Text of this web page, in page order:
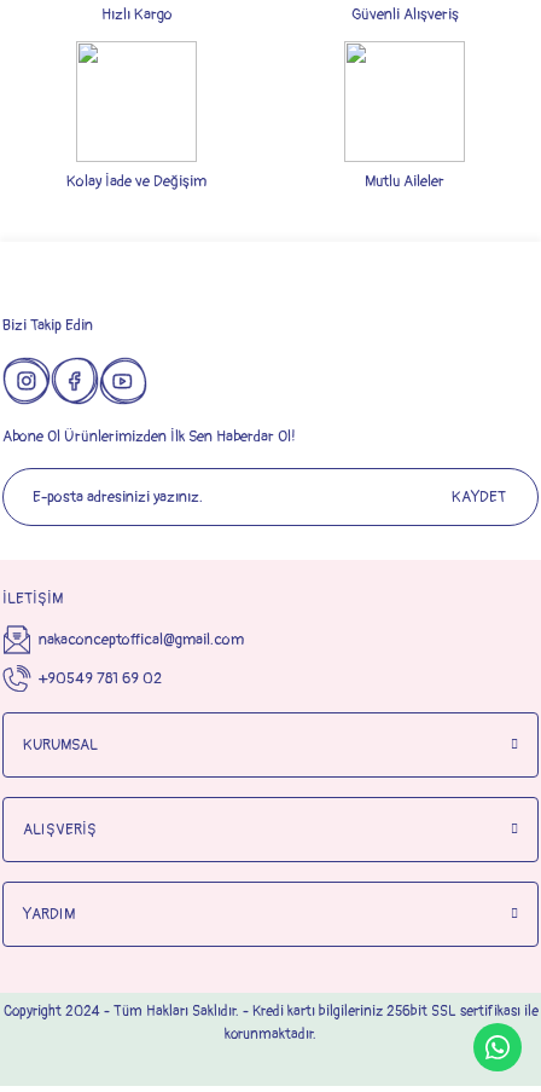
Ürün açıklamasında eksik bilgiler bulunuyor.
Ürün bilgilerinde hatalar bulunuyor.
Hızlı Kargo Güvenli Alışveriş
Kolay İade ve Değişim Mutlu Aileler
Bizi Takip Edin
Abone Ol Ürünlerimizden İlk Sen Haberdar Ol!
KAYDET
İLETİŞİM
nakaconceptoffical@gmail.com
+90549 781 69 02
KURUMSAL
ALIŞVERİŞ
YARDIM
Copyright 2024 - Tüm Hakları Saklıdır. - Kredi kartı bilgileriniz 256bit SSL sertifikası ile
korunmaktadır.